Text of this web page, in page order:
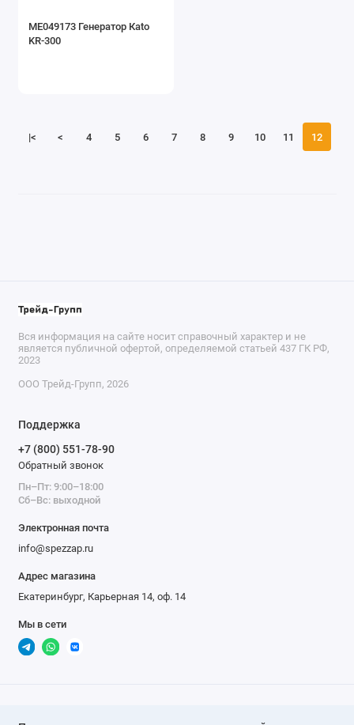
МЕ049173 Генератор Кato
KR-300
|< < 4 5 6 7 8 9 10 11 12
Вся информация на сайте носит справочный характер и не
является публичной офертой, определяемой статьей 437 ГК РФ,
2023
ООО Трейд-Групп, 2026
Поддержка
+7 (800) 551-78-90
Обратный звонок
Пн–Пт: 9:00–18:00
Сб–Вс: выходной
Электронная почта
info@spezzap.ru
Адрес магазина
Екатеринбург, Карьерная 14, оф. 14
Мы в сети